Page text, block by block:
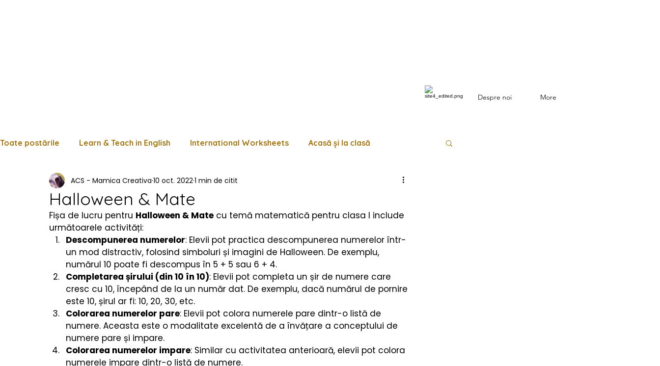
Despre noi More
Toate postările Learn & Teach in English International Worksheets Acasă și la clasă
Limba română Matematică Istorie Fișe de lucru diverse Trasează
Cărți copii Poezii & povești Termeni utilizare Fizica Muzică Clasică
Halloween & Mate
ACS - Mamica Creativa 10 oct. 20221 min de citit
Fișa de lucru pentru Halloween & Mate cu temă matematică pentru clasa I include
următoarele activități:
Descompunerea numerelor: Elevii pot practica descompunerea numerelor într-
un mod distractiv, folosind simboluri și imagini de Halloween. De exemplu,
numărul 10 poate fi descompus în 5 + 5 sau 6 + 4.
Completarea șirului (din 10 în 10): Elevii pot completa un șir de numere care
cresc cu 10, începând de la un număr dat. De exemplu, dacă numărul de pornire
este 10, șirul ar fi: 10, 20, 30, etc.
Colorarea numerelor pare: Elevii pot colora numerele pare dintr-o listă de
numere. Aceasta este o modalitate excelentă de a învățare a conceptului de
numere pare și impare.
Colorarea numerelor impare: Similar cu activitatea anterioară, elevii pot colora
numerele impare dintr-o listă de numere.